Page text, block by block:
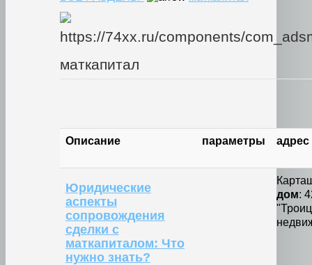
маткапитал
Описание параметры адрес
Юридические
аспекты
сопровождения
сделки с
маткапиталом: Что
нужно знать?
дом: